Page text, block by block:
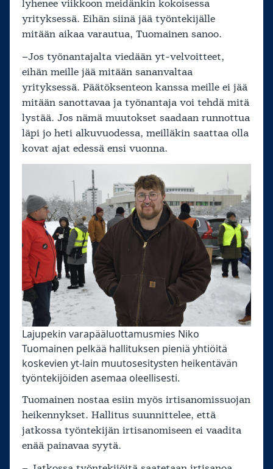
lyhenee viikkoon meidänkin kokoisessa
yrityksessä. Eihän siinä jää työntekijälle
mitään aikaa varautua, Tuomainen sanoo.
–Jos työnantajalta viedään yt-velvoitteet,
eihän meille jää mitään sananvaltaa
yrityksessä. Päätöksenteon kanssa meille ei jää
mitään sanottavaa ja työnantaja voi tehdä mitä
lystää. Jos nämä muutokset saadaan runnottua
läpi jo heti alkuvuodessa, meilläkin saattaa olla
kovat ajat edessä ensi vuonna.
Lajupekin varapääluottamusmies Niko
Tuomainen pelkää hallituksen pieniä yhtiöitä
koskevien yt-lain muutosesitysten heikentävän
työntekijöiden asemaa oleellisesti.
Tuomainen nostaa esiin myös irtisanomissuojan
heikennykset. Hallitus suunnittelee, että
jatkossa työntekijän irtisanomiseen ei vaadita
enää painavaa syytä.